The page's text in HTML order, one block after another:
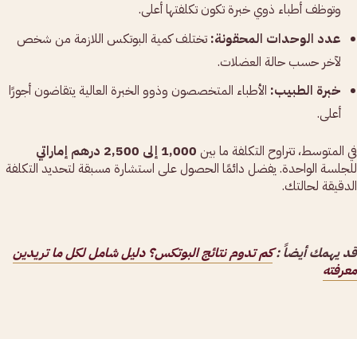
وتوظف أطباء ذوي خبرة تكون تكلفتها أعلى.
عدد الوحدات المحقونة: تختلف كمية البوتكس اللازمة من شخص
لآخر حسب حالة العضلات.
خبرة الطبيب: الأطباء المتخصصون وذوو الخبرة العالية يتقاضون أجورًا
أعلى.
في المتوسط، تتراوح التكلفة ما بين 1,000 إلى 2,500 درهم إماراتي
للجلسة الواحدة. يفضل دائمًا الحصول على استشارة مسبقة لتحديد التكلفة
الدقيقة لحالتك.
قد يهمك أيضاً :كم تدوم نتائج البوتكس؟ دليل شامل لكل ما تريدين
معرفته